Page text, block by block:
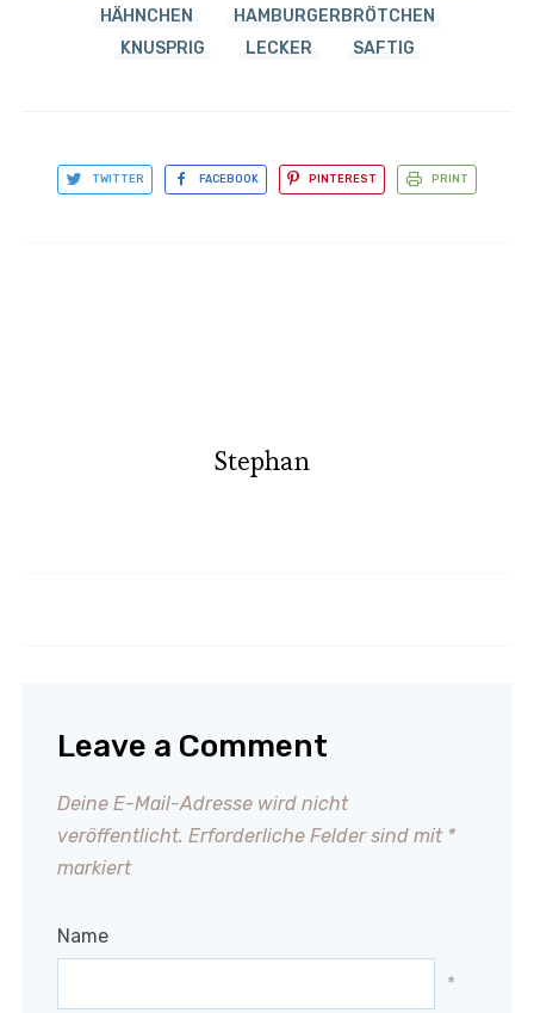
HÄHNCHEN
HAMBURGERBRÖTCHEN
KNUSPRIG
LECKER SAFTIG
TWITTER FACEBOOK PINTEREST PRINT
Stephan
Leave a Comment
Deine E-Mail-Adresse wird nicht
veröffentlicht. Erforderliche Felder sind mit *
markiert
Name
*